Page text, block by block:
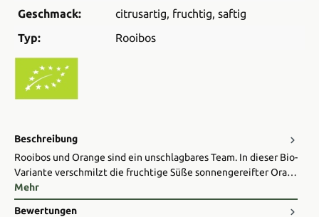
Geschmack:
citrusartig, fruchtig, saftig
Typ:
Rooibos
Beschreibung
Rooibos und Orange sind ein unschlagbares Team. In dieser Bio-
Variante verschmilzt die fruchtige Süße sonnengereifter Ora…
Mehr
Bewertungen